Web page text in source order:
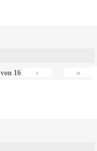
von 16 › »